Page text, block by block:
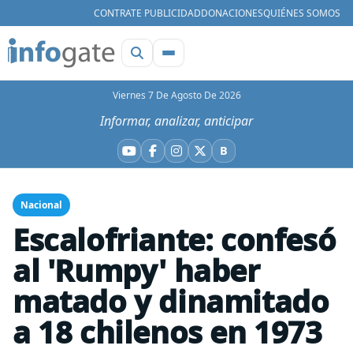
CONTRATE PUBLICIDADDONACIONESQUIÉNES SOMOS
Viernes 7 De Agosto De 2026
Informar, analizar, anticipar
YouTube
Facebook
Instagram
X BBluesky
Nacional
Escalofriante: confesó
al 'Rumpy' haber
matado y dinamitado
a 18 chilenos en 1973